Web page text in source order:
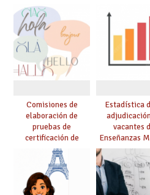
Comisiones de
elaboración de
pruebas de
certificación de
competencia
lingüística: publicada
resolución definitiva
Estadística
vacantes
Enseñanzas
para el curso